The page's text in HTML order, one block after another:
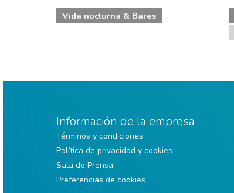
Vida nocturna & Bares
Información de la empresa
Términos y condiciones
Política de privacidad y cookies
Sala de Prensa
Preferencias de cookies